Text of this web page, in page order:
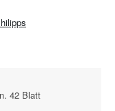
42 Blatt